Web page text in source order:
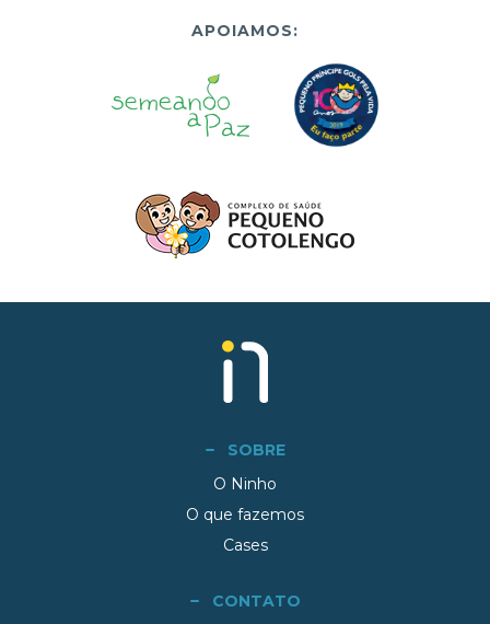
APOIAMOS:
SOBRE
O Ninho
O que fazemos
Cases
CONTATO